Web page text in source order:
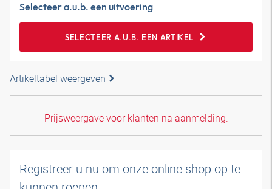
Selecteer a.u.b. een uitvoering
SELECTEER A.U.B. EEN ARTIKEL
Artikeltabel weergeven
Prijsweergave voor klanten na aanmelding.
Registreer u nu om onze online shop op te